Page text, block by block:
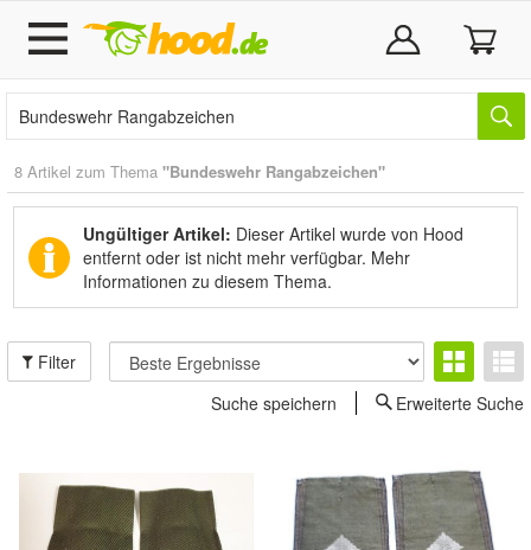
8 Artikel zum Thema "Bundeswehr Rangabzeichen"
Ungültiger Artikel: Dieser Artikel wurde von Hood
entfernt oder ist nicht mehr verfügbar. Mehr
Informationen zu diesem Thema.
Filter
Suche speichern
Erweiterte Suche